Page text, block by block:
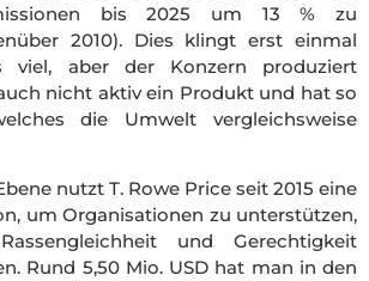
bis 2025 um 13 % zu
2010). Dies klingt erst einmal
viel, aber der Konzern produziert
nicht aktiv ein Produkt und hat so
die Umwelt vergleichsweise
nutzt T. Rowe Price seit 2015 eine
um Organisationen zu unterstützen,
und Gerechtigkeit
Rund 5,50 Mio. USD hat man in den